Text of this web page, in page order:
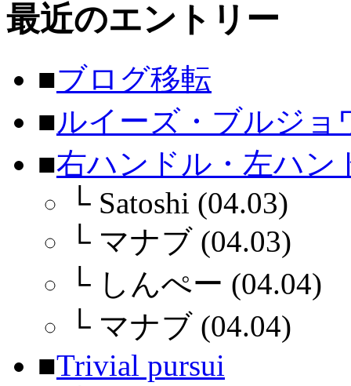
最近のエントリー
■ブログ移転
■ルイーズ・ブルジョ
■右ハンドル・左ハン
└ Satoshi (04.03)
└ マナブ (04.03)
└ しんぺー (04.04)
└ マナブ (04.04)
■Trivial pursui